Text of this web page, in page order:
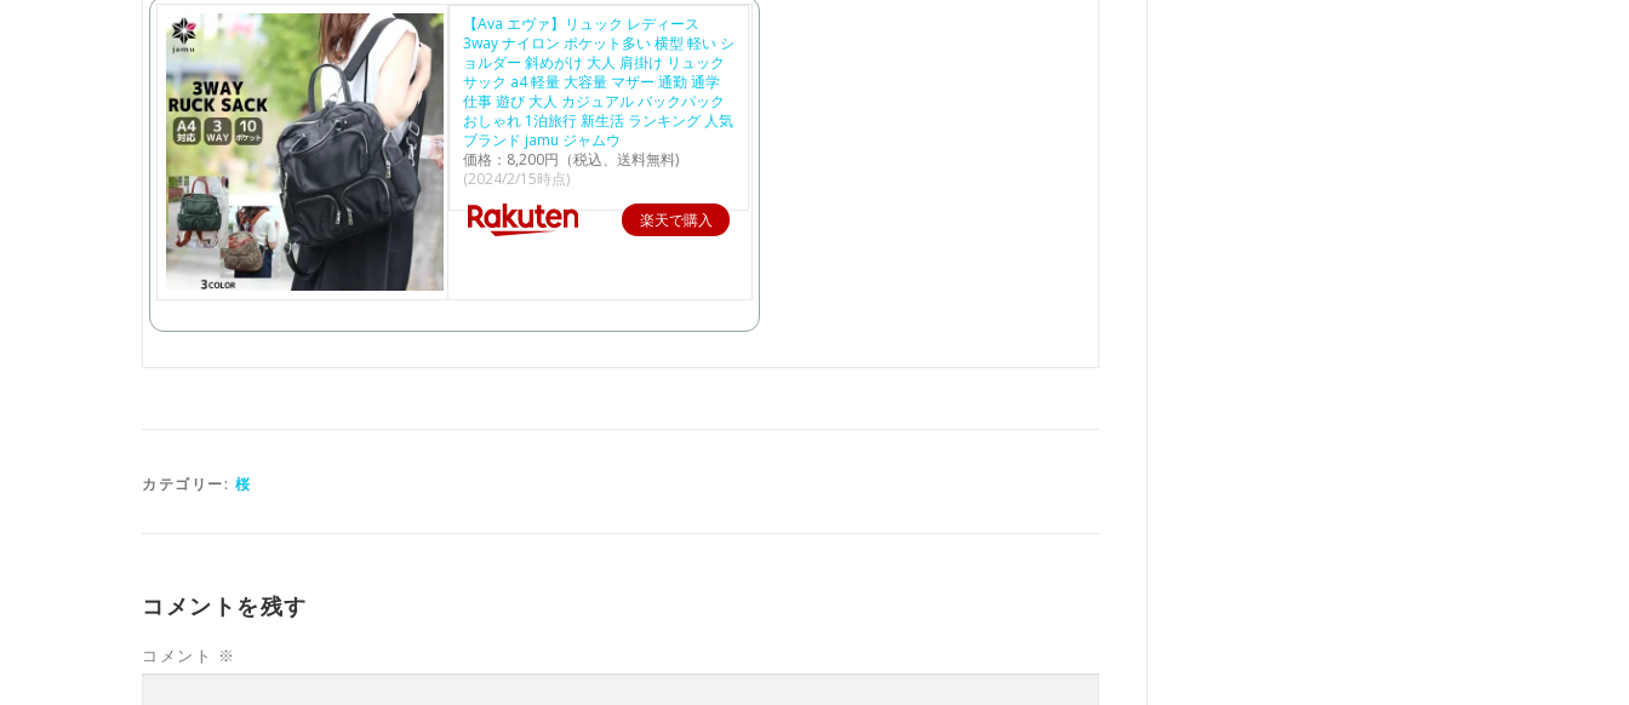
【Ava エヴァ】リュック レディース
3way ナイロン ポケット多い 横型 軽い シ
ョルダー 斜めがけ 大人 肩掛け リュック
サック a4 軽量 大容量 マザー 通勤 通学
仕事 遊び 大人 カジュアル バックパック
おしゃれ 1泊旅行 新生活 ランキング 人気
ブランド jamu ジャムウ
価格：8,200円（税込、送料無料)
(2024/2/15時点)
楽天で購入
カテゴリー: 桜
コメントを残す
コメント ※